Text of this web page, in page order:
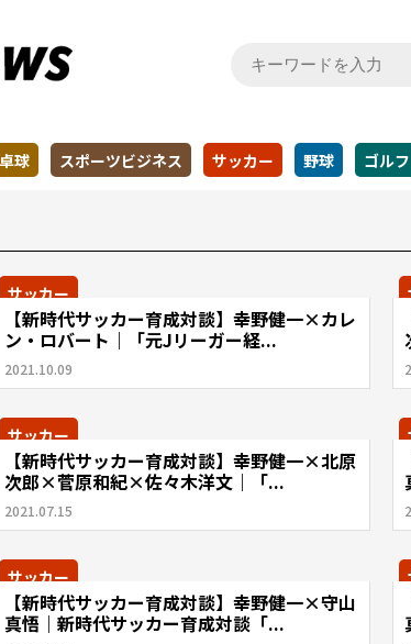
卓球 スポーツビジネス サッカー 野球 ゴルフ
サッカー
【新時代サッカー育成対談】幸野健一×カレ
ン・ロバート｜「元Jリーガー経...
2021.10.09
サッカー
【新時代サッカー育成対談】幸野健一×北原
次郎×菅原和紀×佐々木洋文｜「...
2021.07.15
サッカー
【新時代サッカー育成対談】幸野健一×守山
真悟｜新時代サッカー育成対談「...